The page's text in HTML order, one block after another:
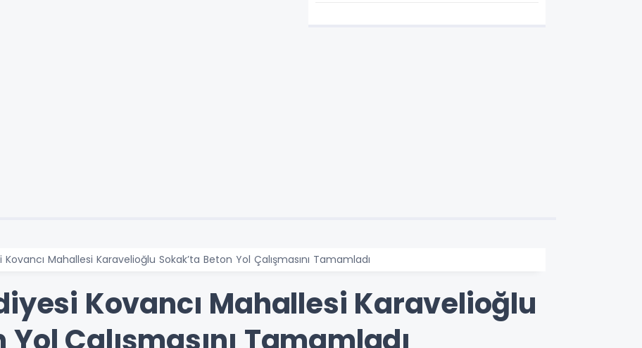
Mahallesi Karavelioğlu Sokak’ta Beton Yol Çalışmasını Tamamladı
Kovancı Mahallesi Karavelioğlu